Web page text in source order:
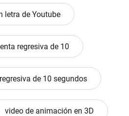
letra de Youtube
regresiva de 10
de 10 segundos
video de animación en 3D